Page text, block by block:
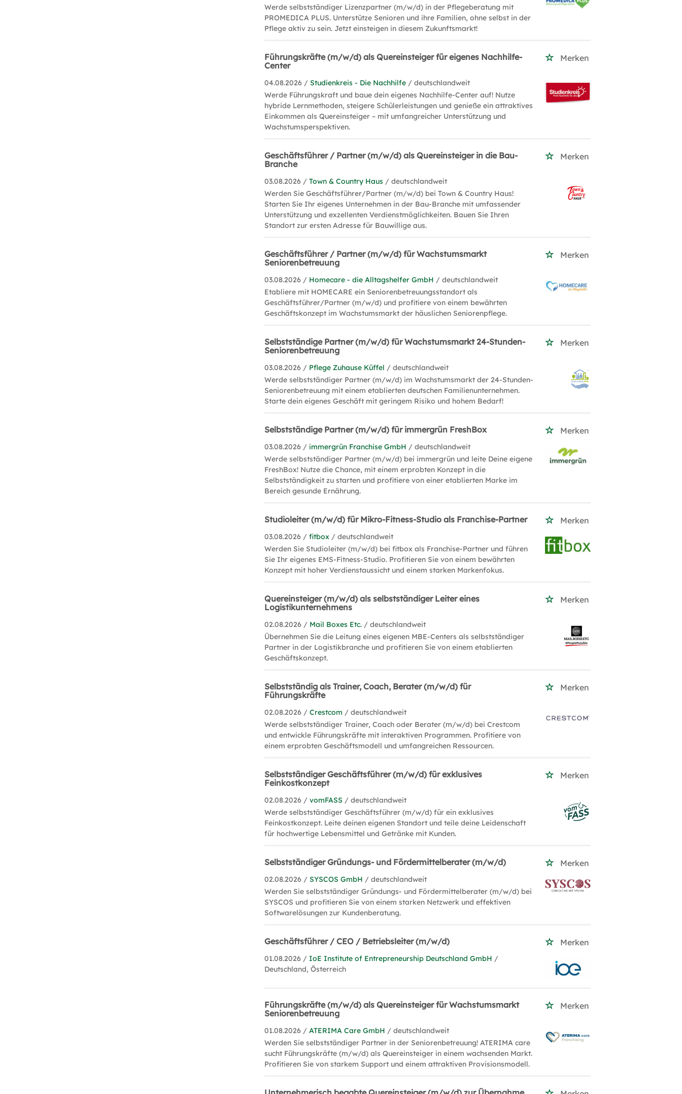
Werde selbstständiger Lizenzpartner (m/w/d) in der Pflegeberatung mit
PROMEDICA PLUS. Unterstütze Senioren und ihre Familien, ohne selbst in der
Pflege aktiv zu sein. Jetzt einsteigen in diesem Zukunftsmarkt!
Führungskräfte (m/w/d) als Quereinsteiger für eigenes Nachhilfe-
Center
Merken
04.08.2026 /Studienkreis - Die Nachhilfe / deutschlandweit
Werde Führungskraft und baue dein eigenes Nachhilfe-Center auf! Nutze
hybride Lernmethoden, steigere Schülerleistungen und genieße ein attraktives
Einkommen als Quereinsteiger – mit umfangreicher Unterstützung und
Wachstumsperspektiven.
Geschäftsführer / Partner (m/w/d) als Quereinsteiger in die Bau-
Branche
Merken
03.08.2026 /Town & Country Haus / deutschlandweit
Werden Sie Geschäftsführer/Partner (m/w/d) bei Town & Country Haus!
Starten Sie Ihr eigenes Unternehmen in der Bau-Branche mit umfassender
Unterstützung und exzellenten Verdienstmöglichkeiten. Bauen Sie Ihren
Standort zur ersten Adresse für Bauwillige aus.
Geschäftsführer / Partner (m/w/d) für Wachstumsmarkt
Seniorenbetreuung
Merken
03.08.2026 / Homecare - die Alltagshelfer GmbH / deutschlandweit
Etabliere mit HOMECARE ein Seniorenbetreuungsstandort als
Geschäftsführer/Partner (m/w/d) und profitiere von einem bewährten
Geschäftskonzept im Wachstumsmarkt der häuslichen Seniorenpflege.
Selbstständige Partner (m/w/d) für Wachstumsmarkt 24-Stunden-
Seniorenbetreuung
Merken
03.08.2026 / Pflege Zuhause Küffel / deutschlandweit
Werde selbstständiger Partner (m/w/d) im Wachstumsmarkt der 24-Stunden-
Seniorenbetreuung mit einem etablierten deutschen Familienunternehmen.
Starte dein eigenes Geschäft mit geringem Risiko und hohem Bedarf!
Selbstständige Partner (m/w/d) für immergrün FreshBox Merken
03.08.2026 / immergrün Franchise GmbH / deutschlandweit
Werde selbstständiger Partner (m/w/d) bei immergrün und leite Deine eigene
FreshBox! Nutze die Chance, mit einem erprobten Konzept in die
Selbstständigkeit zu starten und profitiere von einer etablierten Marke im
Bereich gesunde Ernährung.
Studioleiter (m/w/d) für Mikro-Fitness-Studio als Franchise-Partner Merken
03.08.2026 /fitbox / deutschlandweit
Werden Sie Studioleiter (m/w/d) bei fitbox als Franchise-Partner und führen
Sie Ihr eigenes EMS-Fitness-Studio. Profitieren Sie von einem bewährten
Konzept mit hoher Verdienstaussicht und einem starken Markenfokus.
Quereinsteiger (m/w/d) als selbstständiger Leiter eines
Logistikunternehmens
Merken
02.08.2026 / Mail Boxes Etc. / deutschlandweit
Übernehmen Sie die Leitung eines eigenen MBE-Centers als selbstständiger
Partner in der Logistikbranche und profitieren Sie von einem etablierten
Geschäftskonzept.
Selbstständig als Trainer, Coach, Berater (m/w/d) für
Führungskräfte
Merken
02.08.2026 /Crestcom / deutschlandweit
Werde selbstständiger Trainer, Coach oder Berater (m/w/d) bei Crestcom
und entwickle Führungskräfte mit interaktiven Programmen. Profitiere von
einem erprobten Geschäftsmodell und umfangreichen Ressourcen.
Selbstständiger Geschäftsführer (m/w/d) für exklusives
Feinkostkonzept
Merken
02.08.2026 /vomFASS / deutschlandweit
Werde selbstständiger Geschäftsführer (m/w/d) für ein exklusives
Feinkostkonzept. Leite deinen eigenen Standort und teile deine Leidenschaft
für hochwertige Lebensmittel und Getränke mit Kunden.
Selbstständiger Gründungs- und Fördermittelberater (m/w/d) Merken
02.08.2026 /SYSCOS GmbH / deutschlandweit
Werden Sie selbstständiger Gründungs- und Fördermittelberater (m/w/d) bei
SYSCOS und profitieren Sie von einem starken Netzwerk und effektiven
Softwarelösungen zur Kundenberatung.
Geschäftsführer / CEO / Betriebsleiter (m/w/d) Merken
01.08.2026 / IoE Institute of Entrepreneurship Deutschland GmbH /
Deutschland, Österreich
Führungskräfte (m/w/d) als Quereinsteiger für Wachstumsmarkt
Seniorenbetreuung
Merken
01.08.2026 / ATERIMA Care GmbH / deutschlandweit
Werden Sie selbstständiger Partner in der Seniorenbetreuung! ATERIMA care
sucht Führungskräfte (m/w/d) als Quereinsteiger in einem wachsenden Markt.
Profitieren Sie von starkem Support und einem attraktiven Provisionsmodell.